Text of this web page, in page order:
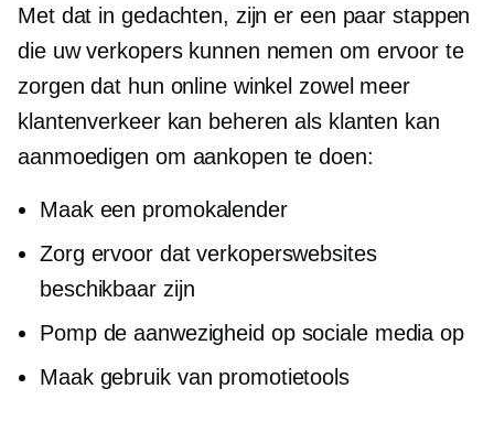
Met dat in gedachten, zijn er een paar stappen
die uw verkopers kunnen nemen om ervoor te
zorgen dat hun online winkel zowel meer
klantenverkeer kan beheren als klanten kan
aanmoedigen om aankopen te doen:
Maak een promokalender
Zorg ervoor dat verkoperswebsites
beschikbaar zijn
Pomp de aanwezigheid op sociale media op
Maak gebruik van promotietools